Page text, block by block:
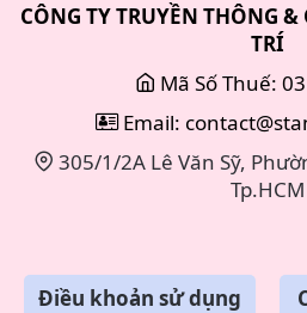
CÔNG TY TRUYỀN THÔNG
TRÍ
Mã Số Thuế:
Email:
305/1/2A Lê Văn Sỹ,
Tp.HCM
Điều khoản sử dụng